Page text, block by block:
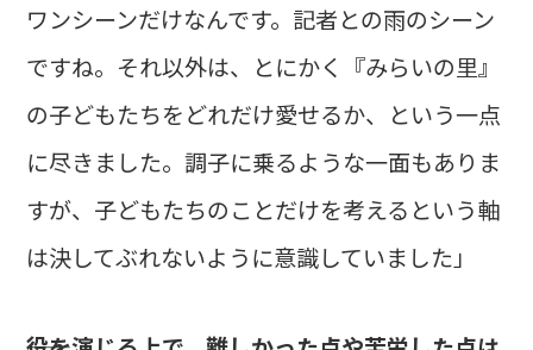
ワンシーンだけなんです。記者との雨のシーン
ですね。それ以外は、とにかく『みらいの里』
の子どもたちをどれだけ愛せるか、という一点
に尽きました。調子に乗るような一面もありま
すが、子どもたちのことだけを考えるという軸
は決してぶれないように意識していました」